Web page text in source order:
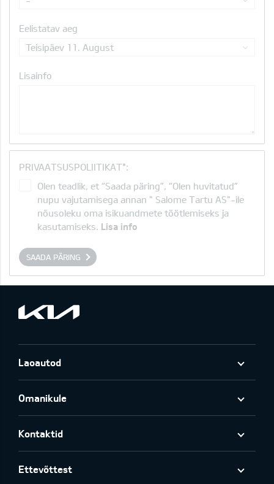
Eelistatav aeg
Teisipäev 11. August
Lisainfo
PRIVAATSUSPOLIITIKAT*:
Olen teadlik, et “Saada päring”, “Olen huvitatud”
nupu vajutamisega annan " Salome Tartu AS"-ile
nõusoleku oma isikuandmete töötlemiseks ja
kasutamiseks. Lisa info
SAADA PÄRING
Laoautod
Omanikule
Kontaktid
Ettevõttest